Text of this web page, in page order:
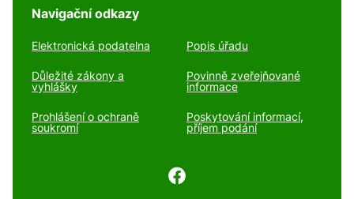
Navigační odkazy
Elektronická podatelna Popis úřadu
Důležité zákony a
vyhlášky
Povinně zveřejňované
informace
Prohlášení o ochraně
soukromí
Poskytování informací,
příjem podání